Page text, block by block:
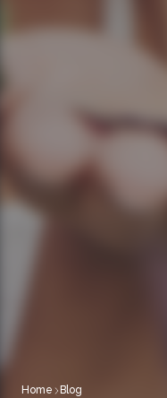
Home Blog